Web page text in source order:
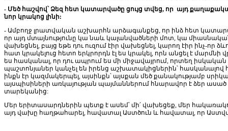
- Մեծ հաշվով՝ Ձեզ հետ կատարվածը ցույց տվեց, որ այդ
նոր կրակոց լինի:
- Ամբողջ լրատվական աշխարհն արձագանքեց, որ ինձ հետ
որ այդ մտայնությունը կա նաև կալանվածների մոտ, կա
վախեցնել, բայց եթե դու ուզում էիր վախեցնել, կարող էիր ինչ-որ
հատ կրակելուց հետո երկրորդն էլ ես կրակել, որն անցել է
ես հասկանալ, որ դու ապրում ես մի միջավայրում, որտեղ
պաշտոնյաներ կանչել են իրենց աշխատակիցներին՝ հասկանալով
ինքն էր կազմակերպել, այսինքն՝ այսքան մեծ քանակությամբ
այսպիսիների առկայության պայմաններում հնարավոր է ձեր
տարեկանից:
Մեր երիտասարդներին պետք է ասեմ՝ մի՛ վախեցեք, մեր
այդ վախը հաղթահարել, հավատալ Աստծուն և հավատալ, որ